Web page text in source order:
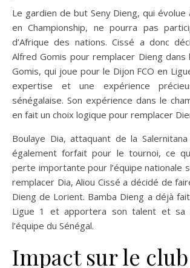
Le gardien de but Seny Dieng, qui évolue
en Championship, ne pourra pas
d’Afrique des nations. Cissé a donc
Alfred Gomis pour remplacer Dieng dans
Gomis, qui joue pour le Dijon FCO en
expertise et une expérience
sénégalaise. Son expérience dans le
en fait un choix logique pour remplacer
Boulaye Dia, attaquant de la
également forfait pour le tournoi, ce
perte importante pour l’équipe nationale
remplacer Dia, Aliou Cissé a décidé de
Dieng de Lorient. Bamba Dieng a déjà
Ligue 1 et apportera son talent et sa
l’équipe du Sénégal.
Impact sur le